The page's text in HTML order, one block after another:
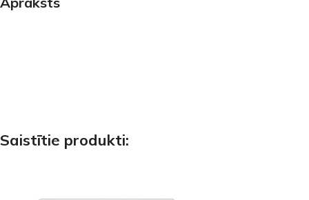
Saistītie produkti: